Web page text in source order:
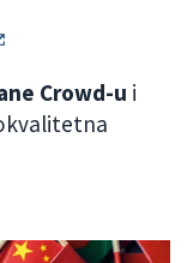
Crowd-u i